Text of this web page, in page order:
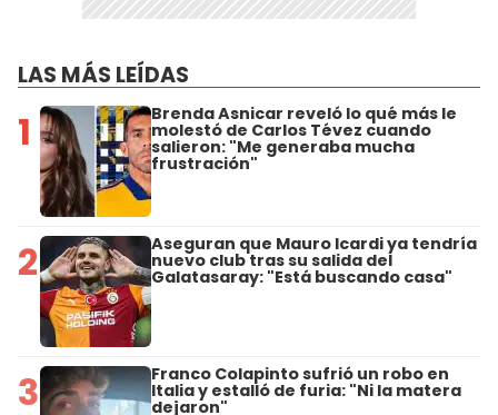
LAS MÁS LEÍDAS
1 Brenda Asnicar reveló lo qué más le
molestó de Carlos Tévez cuando
salieron: "Me generaba mucha
frustración"
2 Aseguran que Mauro Icardi ya tendría
nuevo club tras su salida del
Galatasaray: "Está buscando casa"
3 Franco Colapinto sufrió un robo en
Italia y estalló de furia: "Ni la matera
dejaron"